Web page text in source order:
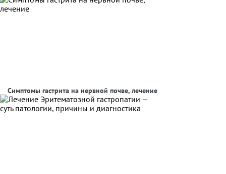
Симптомы гастрита на нервной почве, лечение